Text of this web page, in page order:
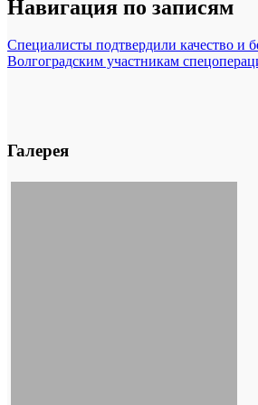
Навигация по записям
Специалисты подтвердили качество и
Волгоградским участникам
Галерея